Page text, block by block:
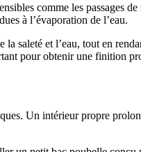
comme les passages
à l’évaporation de l’eau.
saleté et l’eau, tout en
pour obtenir une finition
Un intérieur propre